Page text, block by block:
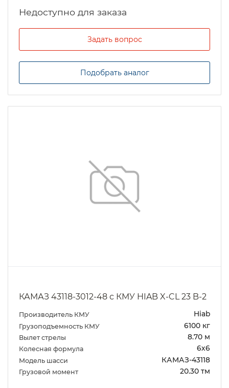
Задать вопрос
Подобрать аналог
КАМАЗ 43118-3012-48 с КМУ HIAB X-CL 23 B-2
Производитель КМУ Hiab
Грузоподъемность КМУ 6100 кг
Вылет стрелы 8.70 м
Колесная формула 6х6
Модель шасси КАМАЗ-43118
Грузовой момент 20.30 тм